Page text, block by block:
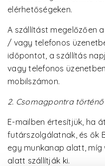
elérhetőségeken.
A szállítást megelőzően
/ vagy telefonos
időpontot, a szállítás
vagy telefonos
mobilszámon.
2. Csomagpontra
E-mailben értesítjük, ha
futárszolgálatnak, és ők
egy munkanap alatt, míg
alatt szállítják ki.